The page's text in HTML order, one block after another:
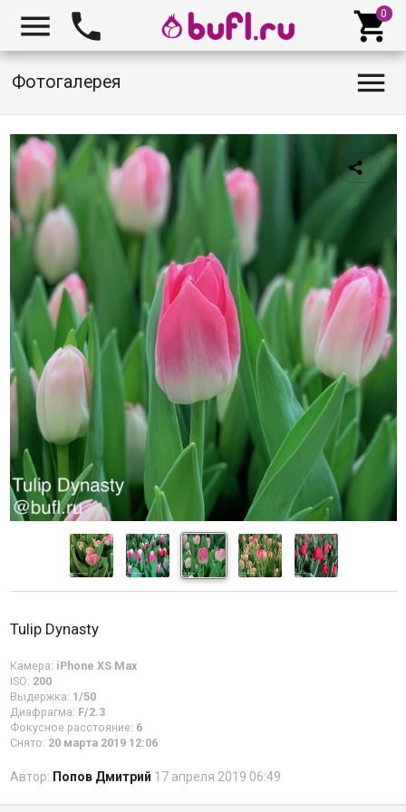
  
Фотогалерея 
Tulip Dynasty
Камера: iPhone XS Max
ISO: 200
Выдержка: 1/50
Диафрагма: F/2.3
Фокусное расстояние: 6
Снято: 20 марта 2019 12:06
Автор: Попов Дмитрий 17 апреля 2019 06:49